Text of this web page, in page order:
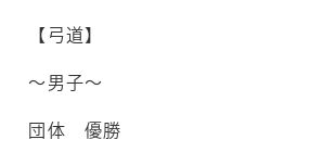
【弓道】
～男子～
団体 優勝